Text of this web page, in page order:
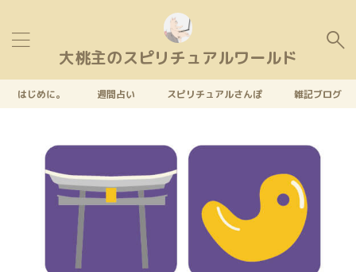
大桃主のスピリチュアルワールド
はじめに。 週間占い スピリチュアルさんぽ 雑記ブログ